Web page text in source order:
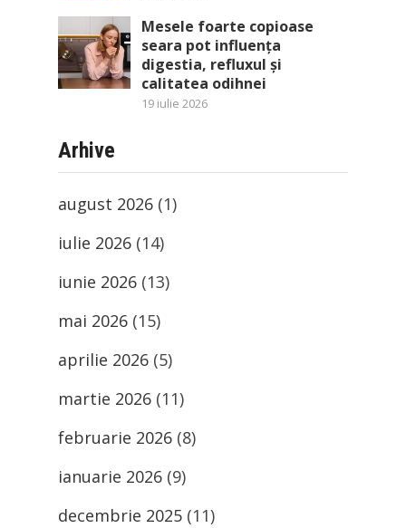
Mesele foarte copioase
seara pot influența
digestia, refluxul și
calitatea odihnei
19 iulie 2026
Arhive
august 2026 (1)
iulie 2026 (14)
iunie 2026 (13)
mai 2026 (15)
aprilie 2026 (5)
martie 2026 (11)
februarie 2026 (8)
ianuarie 2026 (9)
decembrie 2025 (11)